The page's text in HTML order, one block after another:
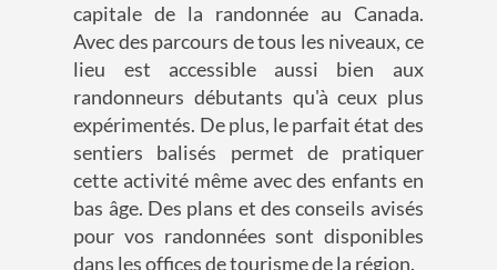
capitale de la randonnée au Canada.
Avec des parcours de tous les niveaux, ce
lieu est accessible aussi bien aux
randonneurs débutants qu'à ceux plus
expérimentés. De plus, le parfait état des
sentiers balisés permet de pratiquer
cette activité même avec des enfants en
bas âge. Des plans et des conseils avisés
pour vos randonnées sont disponibles
dans les offices de tourisme de la région.